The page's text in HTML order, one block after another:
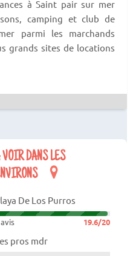
à Saint pair sur mer
camping et club de
parmi les marchands
grands sites de locations
DANS LES
De Los Purros
19.6/20
pros mdr